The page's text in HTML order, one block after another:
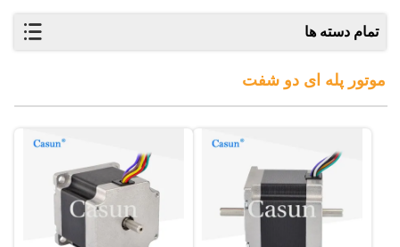
تمام دسته ها
موتور پله ای دو شفت